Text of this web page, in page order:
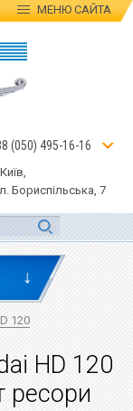
МЕНЮСАЙТА
8 (050) 495-16-16
Бориспільська, 7
↓
120
HD 120
ресори